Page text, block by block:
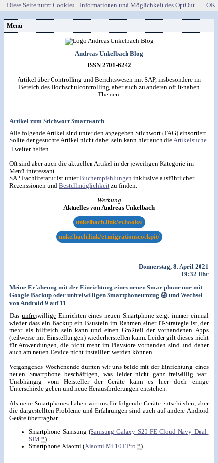
Menü
unkelbach.expert
Internet (149)
Office (90)
RSS-Feed
Apps für Android
Webempfehlungen
Workshop & Seminar
Autorenleben
Weitere Projekte
Impressum&Datenschutzerklärung
Andreas Unkelbach Blog
ISSN 2701-6242
Artikel über Controlling und Berichtswesen mit SAP, insbesondere im
Bereich des Hochschulcontrolling, aber auch zu anderen oft it-nahen
Themen.
Artikel zum Stichwort Smartwatch
Alle folgende Artikel sind unter den angegeben Stichwort (TAG) einsortiert.
Sollte der gesuchte Artikel nicht dabei sein kann hier auch die Artikelsuche
 weiter helfen.
Oft sind aber auch die aktuellen Artikel in der jeweiligen Kategorie im
Menü interessant.
SAP Fachliteratur ist unterBuchempfehlungen inklusive ausführlicher
Rezenssionen undBestellmöglichkeit zu finden.
Werbung
Aktuelles von Andreas Unkelbach
unkelbach.link/et.books/
unkelbach.link/et.migrationscockpit/
Donnerstag, 8. April 2021
19:32 Uhr
Meine Erfahrung mit der Einrichtung eines neuen Smartphone nur mit
Google Backup oder unfreiwilligen Smartphoneumzug 😱 und Wechsel
von Android 9 auf 11
Dasunfreiwillige Einrichten eines neuen Smartphone zeigt immer einmal
wieder dass ein Backup ein Baustein im Rahmen einer IT-Strategie ist, der
mehr als hilfreich sein kann und einen Großteil der vorhandenen Apps
(teilweise mit Einstellungen) wiederherstellen kann. Leider gilt dieses nicht
für Anwendungen, die nicht mehr im Playstore vorhanden sind und daher
auch am neuen Device nicht installiert werden können.
Vergangenes Wochenende durften wir uns beide mit der Einrichtung eines
neuen Smartphone beschäftigen, was leider nicht ganz freiwillig war.
Unabhängig vom Hersteller der Geräte kann es hier doch einige
Unterschiede geben und neue Herausforderungen entstehen.
Als neue Smartphones haben wir uns für folgende Geräte entschieden, aber
die dargestellten Probleme und Erfahrungen sind auch auf andere Android
Geräte übertragbar.
Smartphone Samsung (Samsung Galaxy S20 FE Cloud Navy Dual-
SIM *)
Smartphone Xiaomi (Xiaomi Mi 10T Pro *)
Diese Seite nutzt Cookies. Informationen und Möglichkeit des OptOut OK